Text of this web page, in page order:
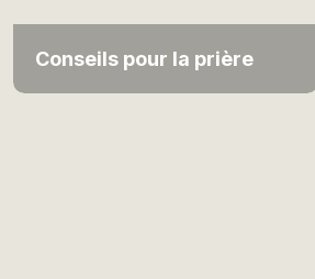
Conseils pour la prière